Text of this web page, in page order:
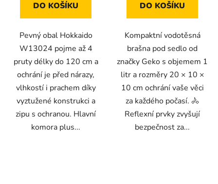
DO KOŠÍKU
Pevný obal Hokkaido
W13024 pojme až 4
pruty délky do 120 cm a
ochrání je před nárazy,
vlhkostí i prachem díky
vyztužené konstrukci a
zipu s ochranou. Hlavní
komora plus...
DO KOŠÍKU
Kompaktní vodotěsná
brašna pod sedlo od
značky Geko s objemem 1
litr a rozměry 20 × 10 ×
10 cm ochrání vaše věci
za každého počasí. 🚴
Reflexní prvky zvyšují
bezpečnost za...